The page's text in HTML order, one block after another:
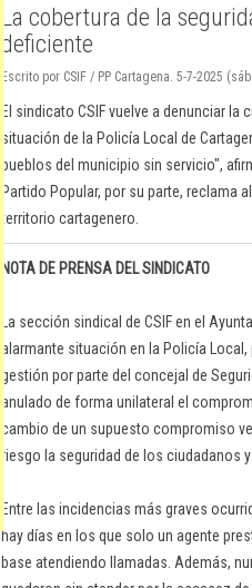
La cobertura de la
deficiente
Escrito por CSIF / PP Cartagena. 5-7-2025
El sindicato CSIF vuelve a denunciar la
situación de la Policía Local de
pueblos del municipio sin servicio",
Partido Popular, por su parte, reclama
territorio cartagenero.
NOTA DE PRENSA DEL SINDICATO
La sección sindical de CSIF en el
alarmante situación en la Policía
gestión por parte del concejal de
anulado de forma unilateral el
cambio de un supuesto compromiso
riesgo la seguridad de los ciudadanos
Entre las incidencias más graves
hay días en los que solo un agente
base atendiendo llamadas. Además,